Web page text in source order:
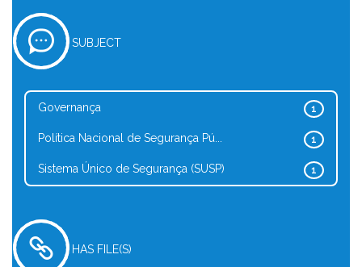
SUBJECT
1
Governança
1
Política Nacional de Segurança Pú...
1
Sistema Único de Segurança (SUSP)
HAS FILE(S)